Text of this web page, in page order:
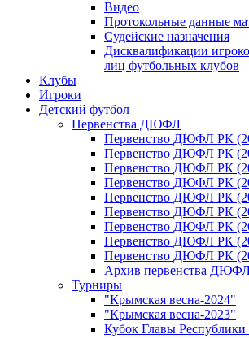
Видео
Протокольные данные
Судейские назначения
Дисквалификации
лиц футбольных клубов
Клубы
Игроки
Детский футбол
Первенства ДЮФЛ
Первенство ДЮФЛ РК
Первенство ДЮФЛ РК
Первенство ДЮФЛ РК
Первенство ДЮФЛ РК
Первенство ДЮФЛ РК
Первенство ДЮФЛ РК
Первенство ДЮФЛ РК
Первенство ДЮФЛ РК
Первенство ДЮФЛ РК
Архив первенства
Турниры
"Крымская весна-2024"
"Крымская весна-2023"
Кубок Главы